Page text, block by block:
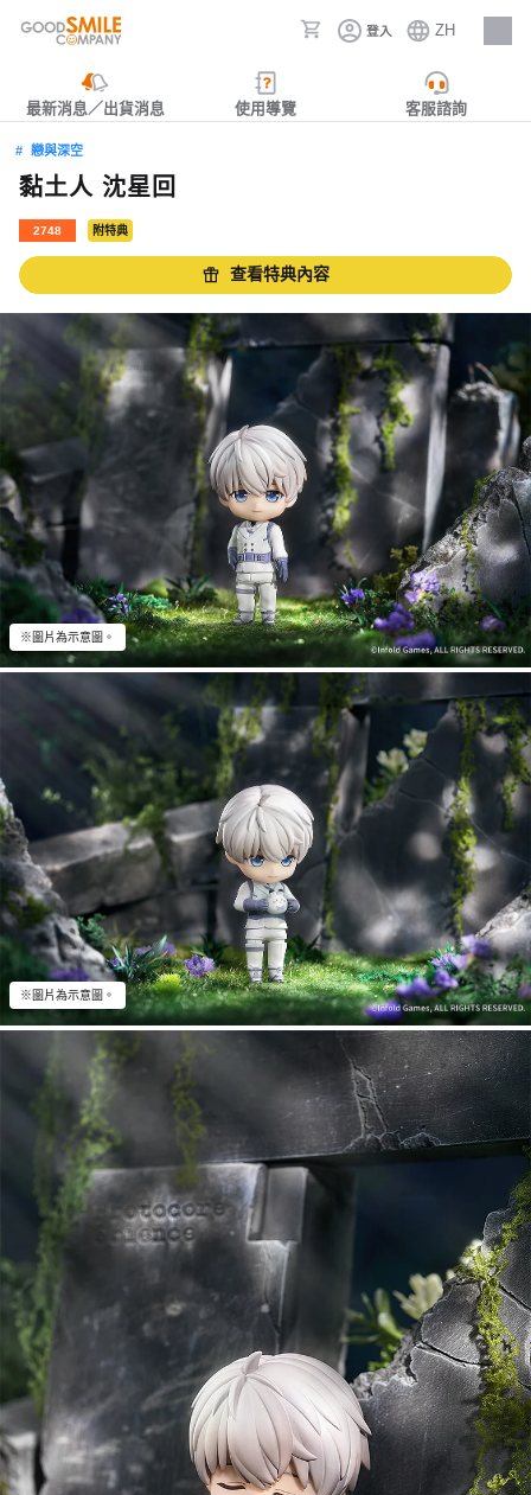
登入 ZH
人才招募
最新消息／出貨消息 使用導覽 客服諮詢
戀與深空
黏土人 沈星回
2748 附特典
查看特典內容
※圖片為示意圖。
※圖片為示意圖。